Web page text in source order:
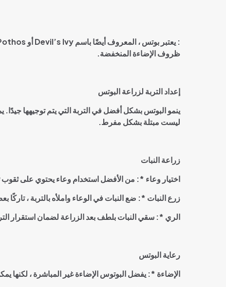
: يعتبر بوتس ، المعروف أيضًا باسم أو
ظروف الإضاءة المنخفضة.
إعداد التربة لزراعة البوتس
ينمو البوتس بشكل أفضل في التربة التي يتم توجيهها
ليست مبتلة بشكل مفرط.
زراعة النبات
اختيار وعاء *: من الأفضل استخدام وعاء يحتوي على ثقوب
زرع النبات *: ضع النبات في الوعاء واملأه بالتربة ،
الري *: سقي النبات بلطف بعد الزراعة لضمان استقرار
رعاية البوتس
الإضاءة *: يفضل البوتوس الإضاءة غير المباشرة ،